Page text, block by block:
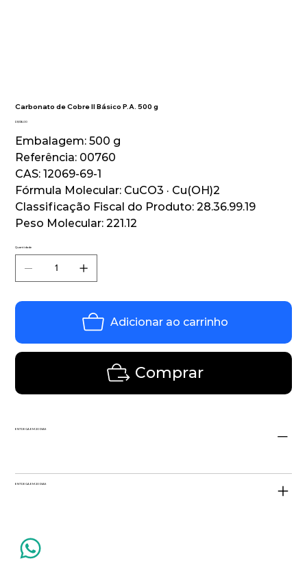
Carbonato de Cobre II Básico P.A. 500 g
Preço
R$ 136,00
Embalagem: 500 g
Referência: 00760
CAS: 12069-69-1
Fórmula Molecular: CuCO3 · Cu(OH)2
Classificação Fiscal do Produto: 28.36.99.19
Peso Molecular: 221.12
Quantidade
Adicionar ao carrinho
Comprar
ENTREGA EM 20 DIAS
ENTREGA EM 20 DIAS